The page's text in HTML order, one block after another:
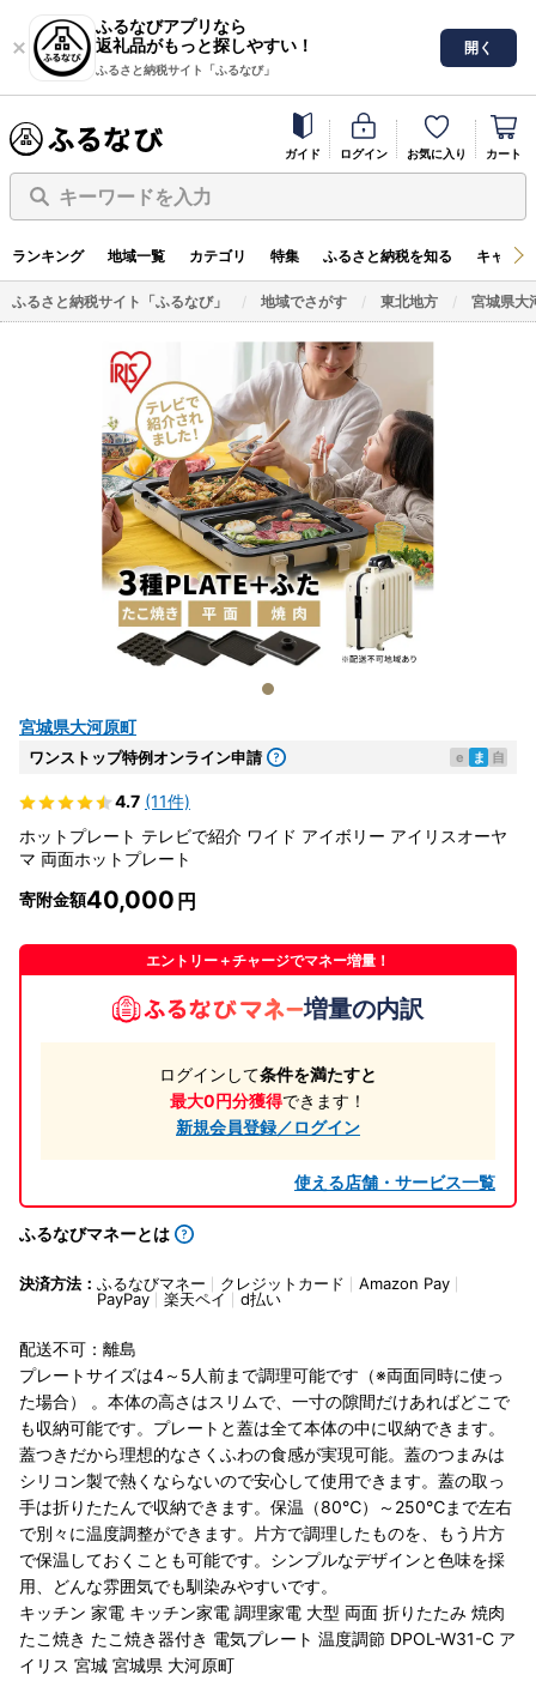
ふるなびアプリなら
返礼品がもっと探しやすい！
ふるさと納税サイト「ふるなび」
開く
ガイド ログイン お気に入り カート
キーワードを入力
ランキング 地域一覧 カテゴリ 特集 ふるさと納税を知る キャン
ふるさと納税サイト「ふるなび」 地域でさがす 東北地方 宮城県大
宮城県大河原町
ワンストップ特例オンライン申請 e ま 自
4.7 (11件)
ホットプレート テレビで紹介 ワイド アイボリー アイリスオーヤ
マ 両面ホットプレート
寄附金額40,000
エントリー＋チャージでマネー増量！
増量の内訳
ログインして条件を満たすと
最大0円分獲得できます！
新規会員登録／ログイン
使える店舗・サービス一覧
ふるなびマネーとは
決済方法： ふるなびマネー クレジットカード
Amazon Pay
PayPay
楽天ペイ d払い
配送不可：離島
プレートサイズは4～5人前まで調理可能です（※両面同時に使っ
た場合） 。本体の高さはスリムで、一寸の隙間だけあればどこで
も収納可能です。プレートと蓋は全て本体の中に収納できます。
蓋つきだから理想的なさくふわの食感が実現可能。蓋のつまみは
シリコン製で熱くならないので安心して使用できます。蓋の取っ
手は折りたたんで収納できます。保温（80℃）～250℃まで左右
で別々に温度調整ができます。片方で調理したものを、もう片方
で保温しておくことも可能です。シンプルなデザインと色味を採
用、どんな雰囲気でも馴染みやすいです。
キッチン 家電 キッチン家電 調理家電 大型 両面 折りたたみ 焼肉
たこ焼き たこ焼き器付き 電気プレート 温度調節 DPOL-W31-C ア
イリス 宮城 宮城県 大河原町